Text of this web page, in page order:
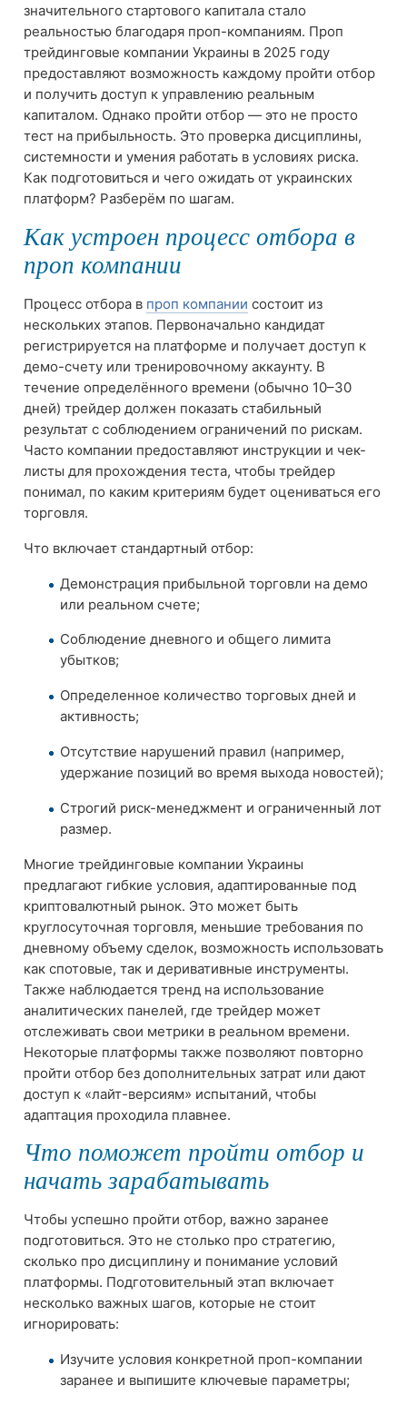
значительного стартового капитала стало
реальностью благодаря проп-компаниям. Проп
трейдинговые компании Украины в 2025 году
предоставляют возможность каждому пройти отбор
и получить доступ к управлению реальным
капиталом. Однако пройти отбор — это не просто
тест на прибыльность. Это проверка дисциплины,
системности и умения работать в условиях риска.
Как подготовиться и чего ожидать от украинских
платформ? Разберём по шагам.
Как устроен процесс отбора в
проп компании
Процесс отбора в проп компании состоит из
нескольких этапов. Первоначально кандидат
регистрируется на платформе и получает доступ к
демо-счету или тренировочному аккаунту. В
течение определённого времени (обычно 10–30
дней) трейдер должен показать стабильный
результат с соблюдением ограничений по рискам.
Часто компании предоставляют инструкции и чек-
листы для прохождения теста, чтобы трейдер
понимал, по каким критериям будет оцениваться его
торговля.
Что включает стандартный отбор:
Демонстрация прибыльной торговли на демо
или реальном счете;
Соблюдение дневного и общего лимита
убытков;
Определенное количество торговых дней и
активность;
Отсутствие нарушений правил (например,
удержание позиций во время выхода новостей);
Строгий риск-менеджмент и ограниченный лот
размер.
Многие трейдинговые компании Украины
предлагают гибкие условия, адаптированные под
криптовалютный рынок. Это может быть
круглосуточная торговля, меньшие требования по
дневному объему сделок, возможность использовать
как спотовые, так и деривативные инструменты.
Также наблюдается тренд на использование
аналитических панелей, где трейдер может
отслеживать свои метрики в реальном времени.
Некоторые платформы также позволяют повторно
пройти отбор без дополнительных затрат или дают
доступ к «лайт-версиям» испытаний, чтобы
адаптация проходила плавнее.
Что поможет пройти отбор и
начать зарабатывать
Чтобы успешно пройти отбор, важно заранее
подготовиться. Это не столько про стратегию,
сколько про дисциплину и понимание условий
платформы. Подготовительный этап включает
несколько важных шагов, которые не стоит
игнорировать:
Изучите условия конкретной проп-компании
заранее и выпишите ключевые параметры;